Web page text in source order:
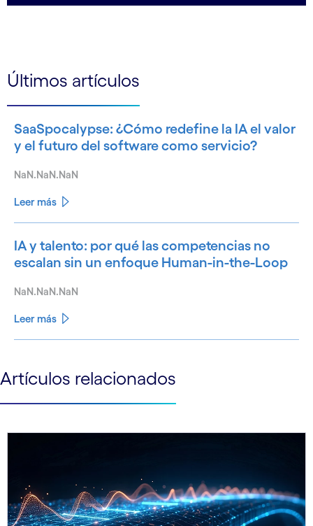
Últimos artículos
SaaSpocalypse: ¿Cómo redefine la IA el valor
y el futuro del software como servicio?
NaN.NaN.NaN
Leer más
IA y talento: por qué las competencias no
escalan sin un enfoque Human-in-the-Loop
NaN.NaN.NaN
Leer más
See more See less
Artículos relacionados